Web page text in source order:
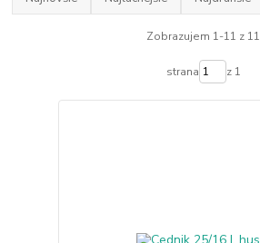
Zobrazujem 1-11 z 11
strana z 1